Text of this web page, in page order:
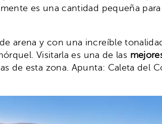
es una cantidad pequeña
arena y con una increíble
Visitarla es una de las
de esta zona. Apunta: Caleta del